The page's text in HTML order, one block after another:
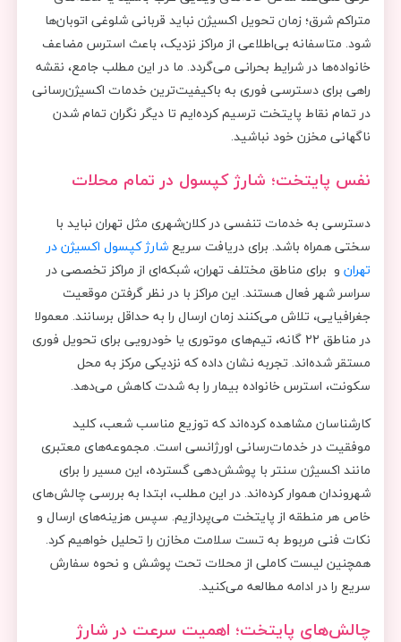
متراکم شرق؛ زمان تحویل اکسیژن نباید قربانی شلوغی اتوبان‌ها
شود. متاسفانه بی‌اطلاعی از مراکز نزدیک، باعث استرس مضاعف
خانواده‌ها در شرایط بحرانی می‌گردد. ما در این مطلب جامع، نقشه
راهی برای دسترسی فوری به باکیفیت‌ترین خدمات اکسیژن‌رسانی
در تمام نقاط پایتخت ترسیم کرده‌ایم تا دیگر نگران تمام شدن
ناگهانی مخزن خود نباشید.
نفس پایتخت؛ شارژ کپسول در تمام محلات
دسترسی به خدمات تنفسی در کلان‌شهری مثل تهران نباید با
سختی همراه باشد. برای دریافت سریعشارژ کپسول اکسیژن در
تهران و برای مناطق مختلف تهران، شبکه‌ای از مراکز تخصصی در
سراسر شهر فعال هستند. این مراکز با در نظر گرفتن موقعیت
جغرافیایی، تلاش می‌کنند زمان ارسال را به حداقل برسانند. معمولا
در مناطق ۲۲ گانه، تیم‌های موتوری یا خودرویی برای تحویل فوری
مستقر شده‌اند. تجربه نشان داده که نزدیکی مرکز به محل
سکونت، استرس خانواده بیمار را به شدت کاهش می‌دهد.
کارشناسان مشاهده کرده‌اند که توزیع مناسب شعب، کلید
موفقیت در خدمات‌رسانی اورژانسی است. مجموعه‌های معتبری
مانند اکسیژن سنتر با پوشش‌دهی گسترده، این مسیر را برای
شهروندان هموار کرده‌اند. در این مطلب، ابتدا به بررسی چالش‌های
خاص هر منطقه از پایتخت می‌پردازیم. سپس هزینه‌های ارسال و
نکات فنی مربوط به تست سلامت مخازن را تحلیل خواهیم کرد.
همچنین لیست کاملی از محلات تحت پوشش و نحوه سفارش
سریع را در ادامه مطالعه می‌کنید.
چالش‌های پایتخت؛ اهمیت سرعت در شارژ